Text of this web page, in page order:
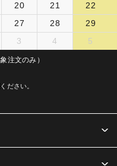
20 21
22
27 28
29
3 4 5
注文のみ）
ださい。